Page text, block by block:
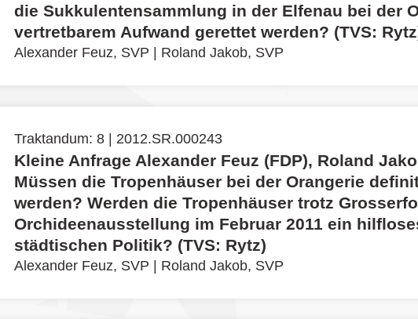
die Sukkulentensammlung in der Elfenau bei der
vertretbarem Aufwand gerettet werden? (TVS:
Alexander Feuz, SVP Roland Jakob, SVP
Traktandum: 8 | 2012.SR.000243
Kleine Anfrage Alexander Feuz (FDP), Roland
Müssen die Tropenhäuser bei der Orangerie
werden? Werden die Tropenhäuser trotz
Orchideenausstellung im Februar 2011 ein
städtischen Politik? (TVS: Rytz)
Alexander Feuz, SVP Roland Jakob, SVP